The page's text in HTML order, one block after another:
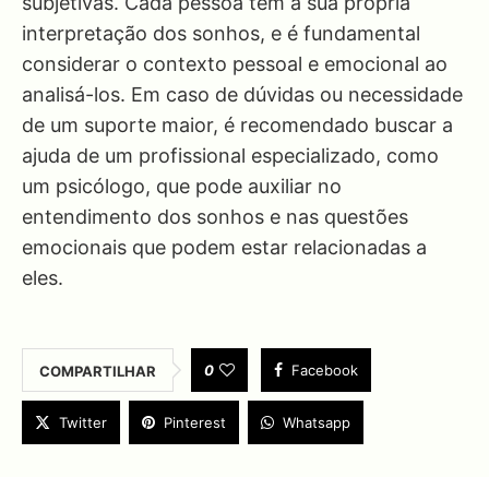
interpretação dos sonhos, e é fundamental
considerar o contexto pessoal e emocional ao
analisá-los. Em caso de dúvidas ou necessidade
de um suporte maior, é recomendado buscar a
ajuda de um profissional especializado, como
um psicólogo, que pode auxiliar no
entendimento dos sonhos e nas questões
emocionais que podem estar relacionadas a
eles.
COMPARTILHAR 0 Facebook
Twitter Pinterest Whatsapp